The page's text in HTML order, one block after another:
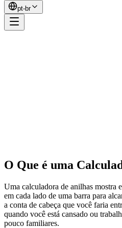
pt-br
O Que é uma
Uma calculadora de anilhas mostra
em cada lado de uma barra para
a conta de cabeça que você faria
quando você está cansado ou
pouco familiares.